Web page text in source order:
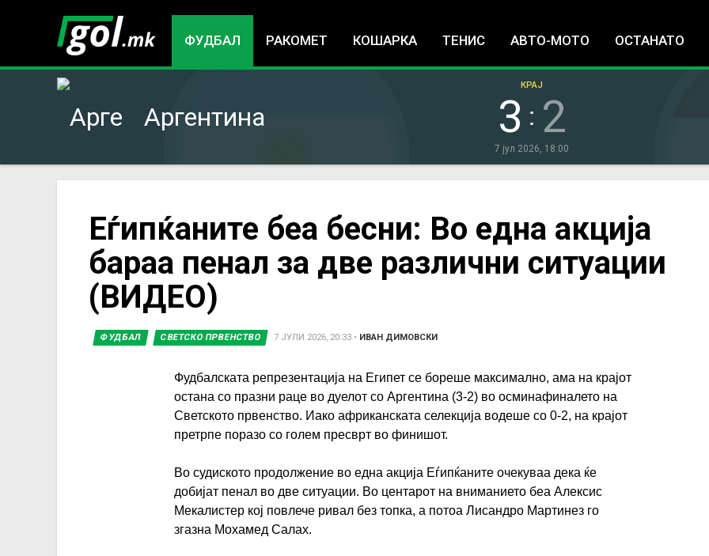
ФУДБАЛ РАКОМЕТ КОШАРКА ТЕНИС АВТО-МОТО ОСТАНАТО
Аргентина 3 : 2
КРАЈ
7 јул 2026, 18:00
here
Еѓипќаните беа бесни: Во една акција
бараа пенал за две различни ситуации
(ВИДЕО)
ФУДБАЛ СВЕТСКО ПРВЕНСТВО 7 ЈУЛИ 2026, 20:33• ИВАН ДИМОВСКИ
Фудбалската репрезентација на Египет се бореше максимално, ама на крајот
остана со празни раце во дуелот со Аргентина (3-2) во осминафиналето на
Светското првенство. Иако африканската селекција водеше со 0-2, на крајот
претрпе поразо со голем пресврт во финишот.
Во судиското продолжение во една акција Еѓипќаните очекуваа дека ќе
добијат пенал во две ситуации. Во центарот на вниманието беа Алексис
Мекалистер кој повлече ривал без топка, а потоа Лисандро Мартинез го
згазна Мохамед Салах.